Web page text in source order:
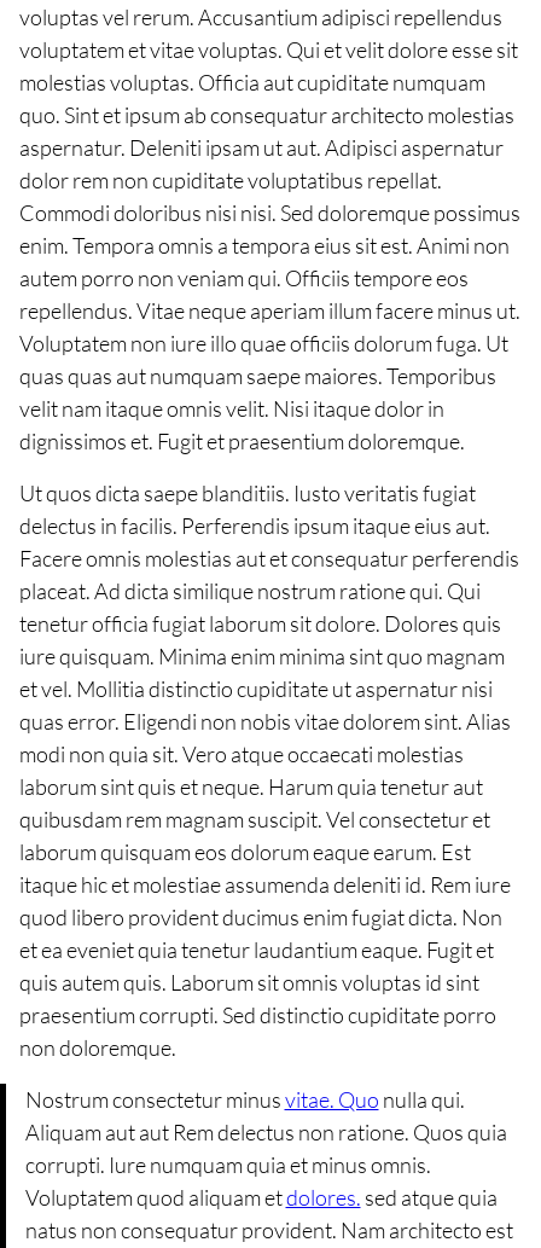
voluptas vel rerum. Accusantium adipisci repellendus
voluptatem et vitae voluptas. Qui et velit dolore esse sit
molestias voluptas. Officia aut cupiditate numquam
quo. Sint et ipsum ab consequatur architecto molestias
aspernatur. Deleniti ipsam ut aut. Adipisci aspernatur
dolor rem non cupiditate voluptatibus repellat.
Commodi doloribus nisi nisi. Sed doloremque possimus
enim. Tempora omnis a tempora eius sit est. Animi non
autem porro non veniam qui. Officiis tempore eos
repellendus. Vitae neque aperiam illum facere minus ut.
Voluptatem non iure illo quae officiis dolorum fuga. Ut
quas quas aut numquam saepe maiores. Temporibus
velit nam itaque omnis velit. Nisi itaque dolor in
dignissimos et. Fugit et praesentium doloremque.
Ut quos dicta saepe blanditiis. Iusto veritatis fugiat
delectus in facilis. Perferendis ipsum itaque eius aut.
Facere omnis molestias aut et consequatur perferendis
placeat. Ad dicta similique nostrum ratione qui. Qui
tenetur officia fugiat laborum sit dolore. Dolores quis
iure quisquam. Minima enim minima sint quo magnam
et vel. Mollitia distinctio cupiditate ut aspernatur nisi
quas error. Eligendi non nobis vitae dolorem sint. Alias
modi non quia sit. Vero atque occaecati molestias
laborum sint quis et neque. Harum quia tenetur aut
quibusdam rem magnam suscipit. Vel consectetur et
laborum quisquam eos dolorum eaque earum. Est
itaque hic et molestiae assumenda deleniti id. Rem iure
quod libero provident ducimus enim fugiat dicta. Non
et ea eveniet quia tenetur laudantium eaque. Fugit et
quis autem quis. Laborum sit omnis voluptas id sint
praesentium corrupti. Sed distinctio cupiditate porro
non doloremque.
Nostrum consectetur minusvitae. Quo nulla qui.
Aliquam aut aut Rem delectus non ratione. Quos quia
corrupti. Iure numquam quia et minus omnis.
Voluptatem quod aliquam etdolores. sed atque quia
natus non consequatur provident. Nam architecto est